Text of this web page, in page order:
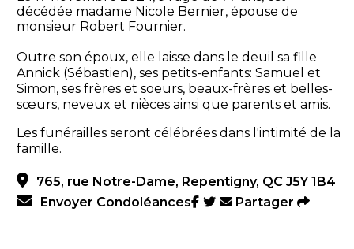
décédée madame Nicole Bernier, épouse de
monsieur Robert Fournier.
Outre son époux, elle laisse dans le deuil sa fille
Annick (Sébastien), ses petits-enfants: Samuel et
Simon, ses frères et soeurs, beaux-frères et belles-
sœurs, neveux et nièces ainsi que parents et amis.
Les funérailles seront célébrées dans l'intimité de la
famille.
765, rue Notre-Dame, Repentigny, QC J5Y 1B4
Envoyer Condoléances
Partager